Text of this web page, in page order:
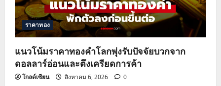
t
i
o
n
ราคาทอง
แนวโน้มราคาทองคำโลกพุ่งรับปัจจัยบวกจาก
ดอลลาร์อ่อนและตึงเครียดการค้า
โกลด์เซียน สิงหาคม 6, 2026 0